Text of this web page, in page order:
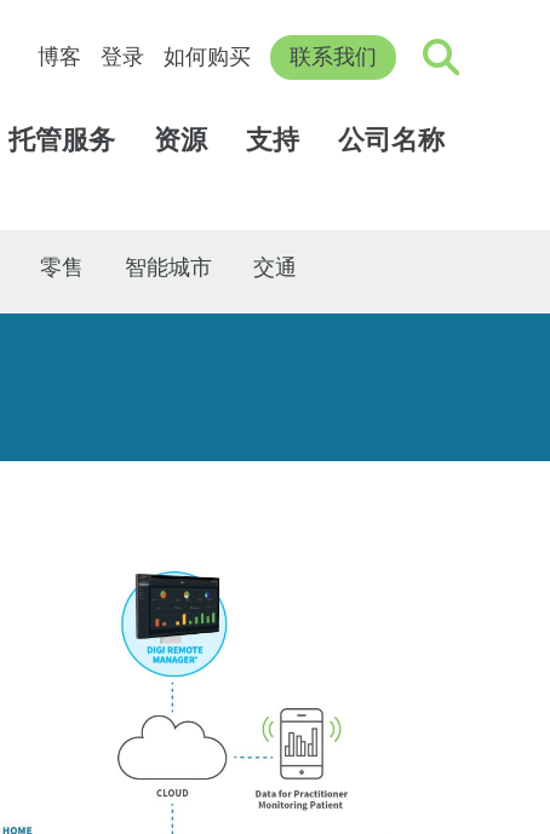
博客 登录 如何购买 联系我们
托管服务 资源 支持 公司名称
零售 智能城市 交通